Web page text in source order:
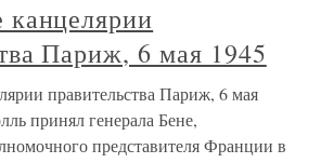
Париж, 6 мая 1945
правительства Париж, 6 мая
принял генерала Бене,
представителя Франции в